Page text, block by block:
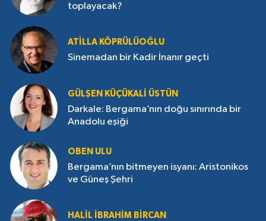
toplayacak?
ATILLA KÖPRÜLÜOĞLU
Sinemadan bir Kadir İnanır geçti
GÜLŞEN KÜÇÜKALI ÜSTÜN
Darkale: Bergama’nın doğu sınırında bir
Anadolu eşiği
OBEN ULU
Bergama’nın bitmeyen isyanı: Aristonikos
ve Güneş Şehri
HALIL İBRAHIM BIRCAN